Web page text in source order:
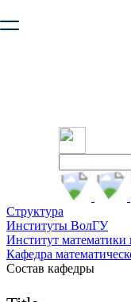
безопасную работу с
Структура
Институты ВолГУ
Институт
Кафедра
Состав кафедры